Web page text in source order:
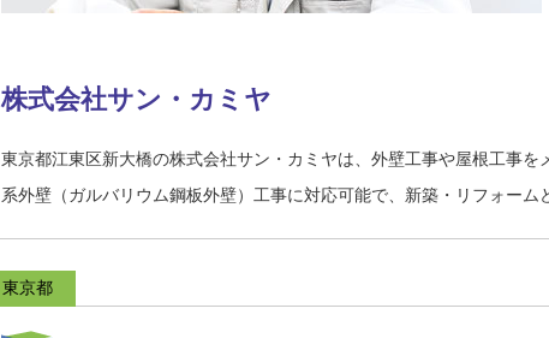
株式会社サン・カミヤ
東京都江東区新大橋の株式会社サン・カミヤは、外壁工事や屋根工事
系外壁（ガルバリウム鋼板外壁）工事に対応可能で、新築・リフォーム
東京都